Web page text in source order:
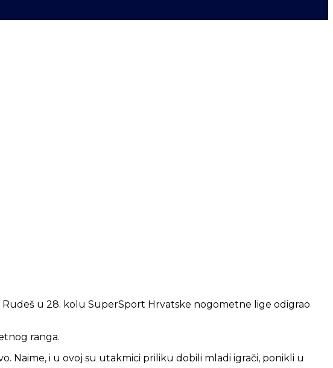
u 28. kolu SuperSport Hrvatske nogometne lige odigrao
ranga.
Naime, i u ovoj su utakmici priliku dobili mladi igrači, ponikli u